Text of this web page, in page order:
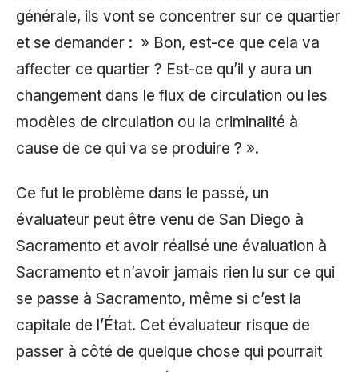
générale, ils vont se concentrer sur ce quartier
et se demander : » Bon, est-ce que cela va
affecter ce quartier ? Est-ce qu’il y aura un
changement dans le flux de circulation ou les
modèles de circulation ou la criminalité à
cause de ce qui va se produire ? ».
Ce fut le problème dans le passé, un
évaluateur peut être venu de San Diego à
Sacramento et avoir réalisé une évaluation à
Sacramento et n’avoir jamais rien lu sur ce qui
se passe à Sacramento, même si c’est la
capitale de l’État. Cet évaluateur risque de
passer à côté de quelque chose qui pourrait